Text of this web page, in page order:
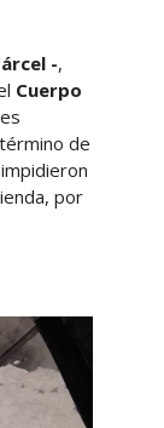
-,
Cuerpo
de
por